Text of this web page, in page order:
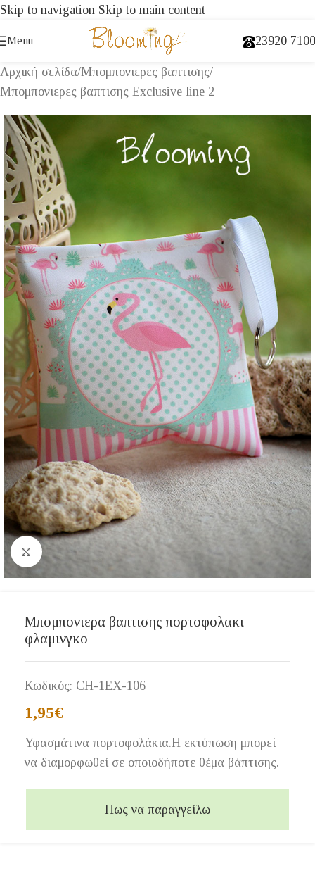
Skip to navigation Skip to main content
Menu 23920
Αρχική σελίδα/Μπομπονιερες βαπτισης/
Μπομπονιερες βαπτισης Exclusive line 2
Click to enlarge
Μπομπονιερα βαπτισης πορτοφολακι
φλαμινγκο
Κωδικός: CH-1EX-106
1,95€
Υφασμάτινα πορτοφολάκια.Η εκτύπωση μπορεί
να διαμορφωθεί σε οποιοδήποτε θέμα βάπτισης.
Πως να παραγγείλω